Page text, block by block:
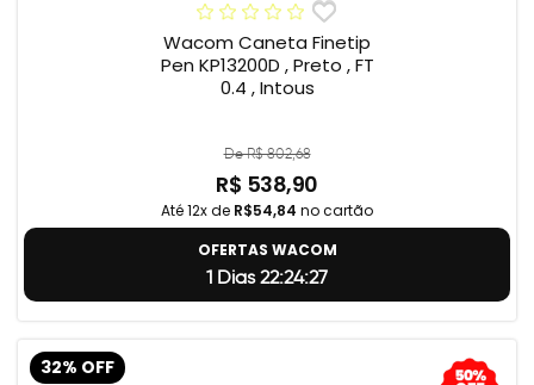
Wacom Caneta Finetip
Pen KP13200D , Preto , FT
0.4 , Intous
De R$ 802,68
R$ 538,90
Até 12x de R$54,84 no cartão
OFERTAS WACOM
1 Dias 22:24:26
32% OFF